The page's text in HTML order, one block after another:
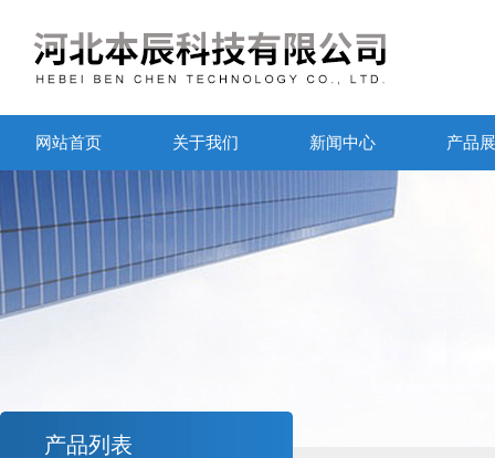
网站首页 关于我们 新闻中心 产品
产品列表